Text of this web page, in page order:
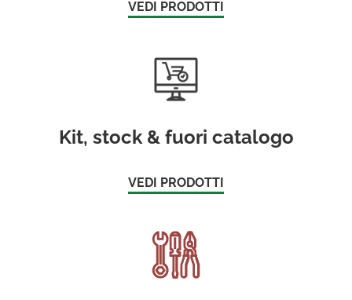
VEDI PRODOTTI
Kit, stock & fuori catalogo
VEDI PRODOTTI